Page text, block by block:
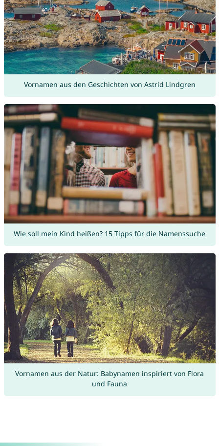
Vornamen aus den Geschichten von Astrid Lindgren
Wie soll mein Kind heißen? 15 Tipps für die Namenssuche
Vornamen aus der Natur: Babynamen inspiriert von Flora
und Fauna